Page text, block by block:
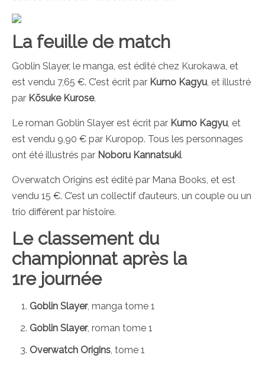
La feuille de match
Goblin Slayer, le manga, est édité chez Kurokawa, et
est vendu 7,65 €. C’est écrit par Kumo Kagyu, et illustré
par Kōsuke Kurose.
Le roman Goblin Slayer est écrit par Kumo Kagyu, et
est vendu 9,90 € par Kuropop. Tous les personnages
ont été illustrés par Noboru Kannatsuki.
Overwatch Origins est édité par Mana Books, et est
vendu 15 €. C’est un collectif d’auteurs, un couple ou un
trio différent par histoire.
Le classement du
championnat après la
1re journée
Goblin Slayer, manga tome 1
Goblin Slayer, roman tome 1
Overwatch Origins, tome 1